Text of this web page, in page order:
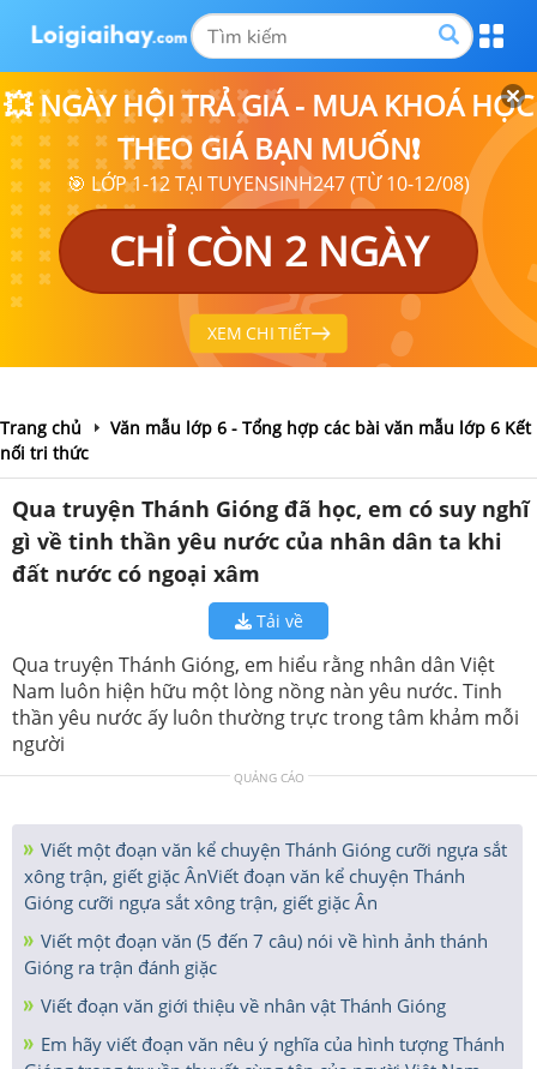
💥 NGÀY HỘI TRẢ GIÁ - MUA KHOÁ HỌC
THEO GIÁ BẠN MUỐN❗
🎯 LỚP 1-12 TẠI TUYENSINH247 (TỪ 10-12/08)
CHỈ CÒN 2 NGÀY
XEM CHI TIẾT
Trang chủ
Văn mẫu lớp 6 - Tổng hợp các bài văn mẫu lớp 6 Kết
nối tri thức
Qua truyện Thánh Gióng đã học, em có suy nghĩ
gì về tinh thần yêu nước của nhân dân ta khi
đất nước có ngoại xâm
Tải về
Qua truyện Thánh Gióng, em hiểu rằng nhân dân Việt
Nam luôn hiện hữu một lòng nồng nàn yêu nước. Tinh
thần yêu nước ấy luôn thường trực trong tâm khảm mỗi
người
QUẢNG CÁO
Viết một đoạn văn kể chuyện Thánh Gióng cưỡi ngựa sắt
xông trận, giết giặc ÂnViết đoạn văn kể chuyện Thánh
Gióng cưỡi ngựa sắt xông trận, giết giặc Ân
Viết một đoạn văn (5 đến 7 câu) nói về hình ảnh thánh
Gióng ra trận đánh giặc
Viết đoạn văn giới thiệu về nhân vật Thánh Gióng
Em hãy viết đoạn văn nêu ý nghĩa của hình tượng Thánh